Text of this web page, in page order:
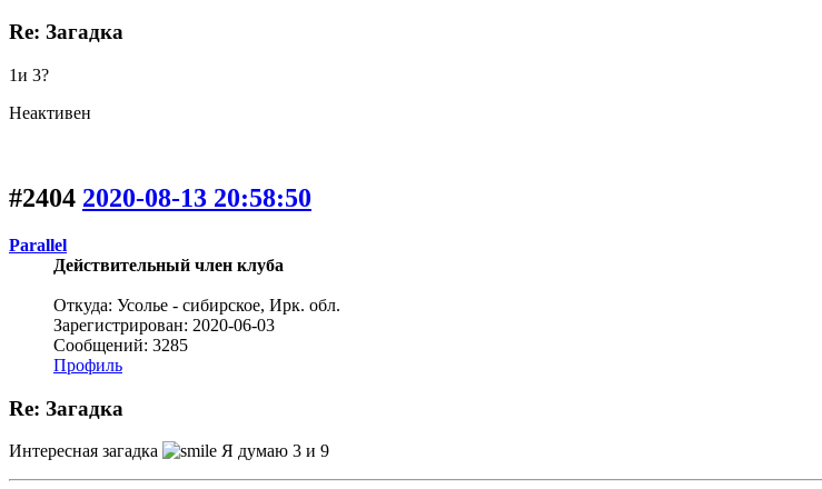
Re: Загадка
1и 3?
Неактивен
#2404 2020-08-13 20:58:50
Parallel
Действительный член клуба
Откуда: Усолье - сибирское, Ирк. обл.
Зарегистрирован: 2020-06-03
Сообщений: 3285
Профиль
Re: Загадка
Интересная загадка Я думаю 3 и 9